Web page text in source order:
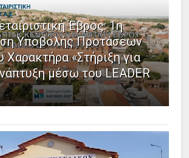
Έβρος: 1η
Υποβολής Προτάσεων
Χαρακτήρα «Στήριξη για
μέσω του LEADER